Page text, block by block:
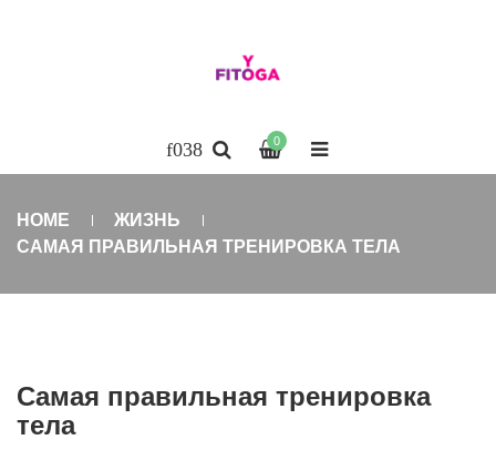
0
HOME
ЖИЗНЬ
САМАЯ ПРАВИЛЬНАЯ ТРЕНИРОВКА ТЕЛА
Самая правильная тренировка
тела